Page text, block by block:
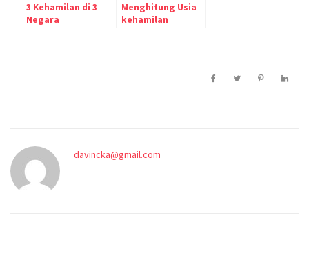
3 Kehamilan di 3
Negara
Menghitung Usia
kehamilan
davincka@gmail.com